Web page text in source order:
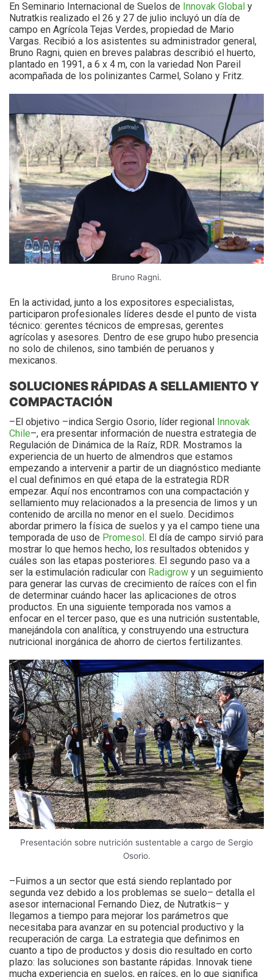
En Seminario Internacional de Suelos de Innovak Global y
Nutratkis realizado el 26 y 27 de julio incluyó un día de
campo en Agrícola Tejas Verdes, propiedad de Mario
Vargas. Recibió a los asistentes su administrador general,
Bruno Ragni, quien en breves palabras describió el huerto,
plantado en 1991, a 6 x 4 m, con la variedad Non Pareil
acompañada de los polinizantes Carmel, Solano y Fritz.
Bruno Ragni.
En la actividad, junto a los expositores especialistas,
participaron profesionales líderes desde el punto de vista
técnico: gerentes técnicos de empresas, gerentes
agrícolas y asesores. Dentro de ese grupo hubo presencia
no solo de chilenos, sino también de peruanos y
mexicanos.
SOLUCIONES RÁPIDAS A SELLAMIENTO Y
COMPACTACIÓN
–El objetivo –indica Sergio Osorio, líder regional Innovak
Chile–, era presentar información de nuestra estrategia de
Regulación de Dinámica de la Raíz, RDR. Mostramos la
experiencia de un huerto de almendros que estamos
empezando a intervenir a partir de un diagnóstico mediante
el cual definimos en qué etapa de la estrategia RDR
empezar. Aquí nos encontramos con una compactación y
sellamiento muy relacionados a la presencia de limos y un
contenido de arcilla no menor en el suelo. Decidimos
abordar primero la física de suelos y ya el campo tiene una
temporada de uso de Promesol. El día de campo sirvió para
mostrar lo que hemos hecho, los resultados obtenidos y
cuáles son las etapas posteriores. El segundo paso va a
ser la estimulación radicular con Radigrow y un seguimiento
para generar las curvas de crecimiento de raíces con el fin
de determinar cuándo hacer las aplicaciones de otros
productos. En una siguiente temporada nos vamos a
enfocar en el tercer paso, que es una nutrición sustentable,
manejándola con analítica, y construyendo una estructura
nutricional inorgánica de ahorro de ciertos fertilizantes.
Presentación sobre nutrición sustentable a cargo de Sergio
Osorio.
–Fuimos a un sector que está siendo replantado por
segunda vez debido a los problemas se suelo– detalla el
asesor internacional Fernando Diez, de Nutratkis– y
llegamos a tiempo para mejorar los parámetros que
necesitaba para avanzar en su potencial productivo y la
recuperación de carga. La estrategia que definimos en
cuanto a tipo de productos y dosis dio resultado en corto
plazo: las soluciones son bastante rápidas. Innovak tiene
mucha experiencia en suelos, en raíces, en lo que significa